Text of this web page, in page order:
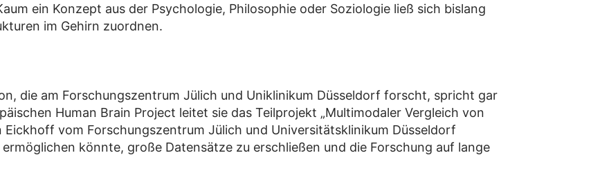
ein Konzept aus der Psychologie, Philosophie oder Soziologie ließ sich bislang
im Gehirn zuordnen.
die am Forschungszentrum Jülich und Uniklinikum Düsseldorf forscht, spricht gar
Human Brain Project leitet sie das Teilprojekt „Multimodaler Vergleich von
Eickhoff vom Forschungszentrum Jülich und Universitätsklinikum Düsseldorf
könnte, große Datensätze zu erschließen und die Forschung auf lange